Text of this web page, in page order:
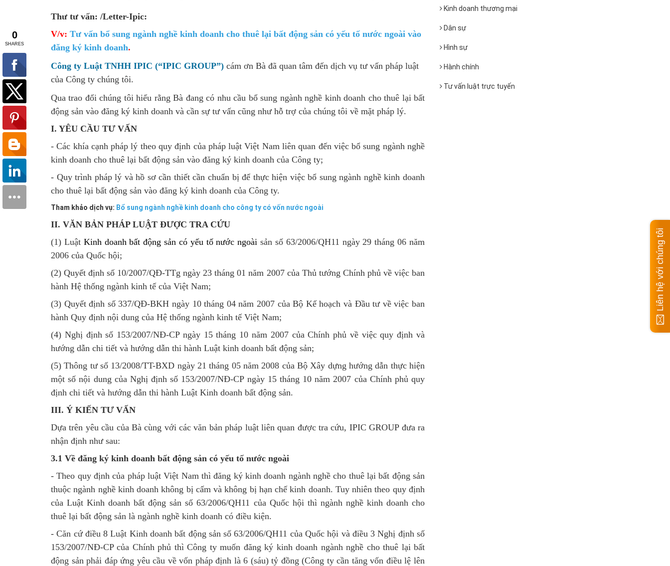
Thư tư vấn: /Letter-Ipic:
V/v: Tư vấn bổ sung ngành nghề kinh doanh cho thuê lại bất động sản có yếu tố nước ngoài vào
đăng ký kinh doanh.
Công ty Luật TNHH IPIC (“IPIC GROUP”) cám ơn Bà đã quan tâm đến dịch vụ tư vấn pháp luật
của Công ty chúng tôi.
Qua trao đổi chúng tôi hiểu rằng Bà đang có nhu cầu bổ sung ngành nghề kinh doanh cho thuê lại bất
động sản vào đăng ký kinh doanh và cần sự tư vấn cũng như hỗ trợ của chúng tôi về mặt pháp lý.
I. YÊU CẦU TƯ VẤN
- Các khía cạnh pháp lý theo quy định của pháp luật Việt Nam liên quan đến việc bổ sung ngành nghề
kinh doanh cho thuê lại bất động sản vào đăng ký kinh doanh của Công ty;
- Quy trình pháp lý và hồ sơ cần thiết cần chuẩn bị để thực hiện việc bổ sung ngành nghề kinh doanh
cho thuê lại bất động sản vào đăng ký kinh doanh của Công ty.
Tham khảo dịch vụ: Bổ sung ngành nghề kinh doanh cho công ty có vốn nước ngoài
II. VĂN BẢN PHÁP LUẬT ĐƯỢC TRA CỨU
(1) Luật Kinh doanh bất động sản có yếu tố nước ngoài sản số 63/2006/QH11 ngày 29 tháng 06 năm
2006 của Quốc hội;
(2) Quyết định số 10/2007/QĐ-TTg ngày 23 tháng 01 năm 2007 của Thủ tướng Chính phủ về việc ban
hành Hệ thống ngành kinh tế của Việt Nam;
(3) Quyết định số 337/QĐ-BKH ngày 10 tháng 04 năm 2007 của Bộ Kế hoạch và Đầu tư về việc ban
hành Quy định nội dung của Hệ thống ngành kinh tế Việt Nam;
(4) Nghị định số 153/2007/NĐ-CP ngày 15 tháng 10 năm 2007 của Chính phủ về việc quy định và
hướng dẫn chi tiết và hướng dẫn thi hành Luật kinh doanh bất động sản;
(5) Thông tư số 13/2008/TT-BXD ngày 21 tháng 05 năm 2008 của Bộ Xây dựng hướng dẫn thực hiện
một số nội dung của Nghị định số 153/2007/NĐ-CP ngày 15 tháng 10 năm 2007 của Chính phủ quy
định chi tiết và hướng dẫn thi hành Luật Kinh doanh bất động sản.
III. Ý KIẾN TƯ VẤN
Dựa trên yêu cầu của Bà cùng với các văn bản pháp luật liên quan được tra cứu, IPIC GROUP đưa ra
nhận định như sau:
3.1 Về đăng ký kinh doanh bất động sản có yếu tố nước ngoài
- Theo quy định của pháp luật Việt Nam thì đăng ký kinh doanh ngành nghề cho thuê lại bất động sản
thuộc ngành nghề kinh doanh không bị cấm và không bị hạn chế kinh doanh. Tuy nhiên theo quy định
của Luật Kinh doanh bất động sản số 63/2006/QH11 của Quốc hội thì ngành nghề kinh doanh cho
thuê lại bất động sản là ngành nghề kinh doanh có điều kiện.
- Căn cứ điều 8 Luật Kinh doanh bất động sản số 63/2006/QH11 của Quốc hội và điều 3 Nghị định số
153/2007/NĐ-CP của Chính phủ thì Công ty muốn đăng ký kinh doanh ngành nghề cho thuê lại bất
động sản phải đáp ứng yêu cầu về vốn pháp định là 6 (sáu) tỷ đồng (Công ty cần tăng vốn điều lệ lên
Kinh doanh thương mại
Dân sự
Hình sự
Hành chính
Tư vấn luật trực tuyến
Liên hệ với chúng tôi